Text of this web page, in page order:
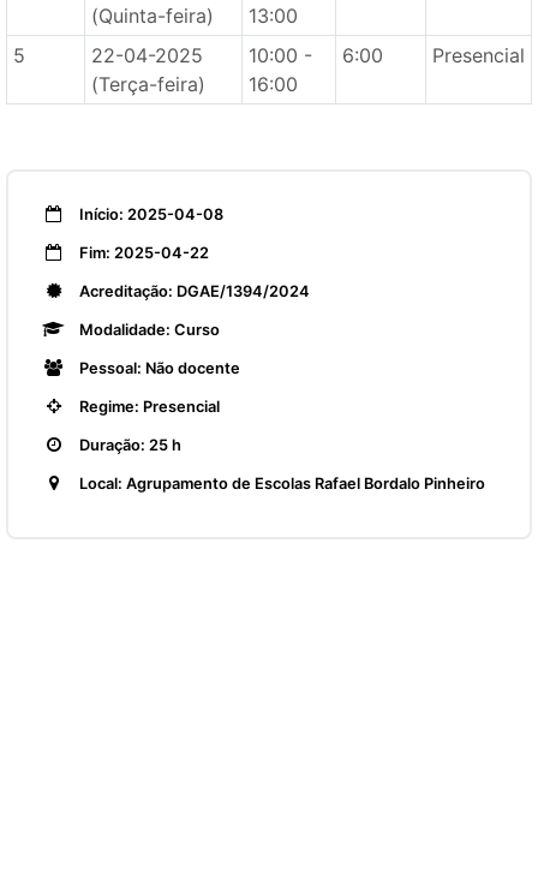
(Quinta-feira)
13:00
5
22-04-2025
(Terça-feira)
10:00 -
16:00
6:00 Presencial
Início: 2025-04-08
Fim: 2025-04-22
Acreditação: DGAE/1394/2024
Modalidade: Curso
Pessoal: Não docente
Regime: Presencial
Duração: 25 h
Local: Agrupamento de Escolas Rafael Bordalo Pinheiro